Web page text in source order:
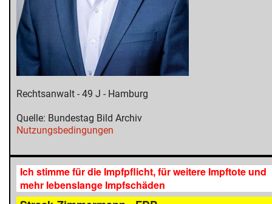
Rechtsanwalt - 49 J - Hamburg
Quelle: Bundestag Bild Archiv
Nutzungsbedingungen
Ich stimme für die Impfpflicht, für weitere Impftote und
mehr lebenslange Impfschäden